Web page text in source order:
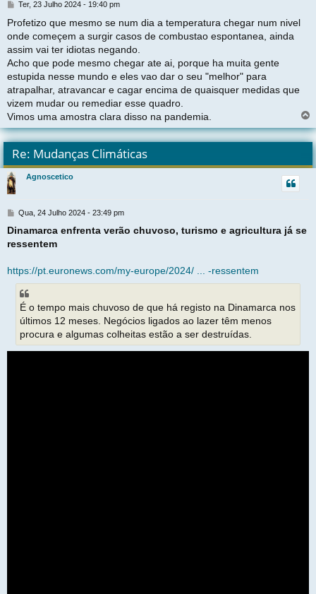
M
n
s
a
e
m
Ter, 23 Julho 2024 - 19:40 pm
Profetizo que mesmo se num dia a temperatura chegar num nivel
onde começem a surgir casos de combustao espontanea, ainda
assim vai ter idiotas negando.
Acho que pode mesmo chegar ate ai, porque ha muita gente
estupida nesse mundo e eles vao dar o seu "melhor" para
atrapalhar, atravancar e cagar encima de quaisquer medidas que
vizem mudar ou remediar esse quadro.
Vimos uma amostra clara disso na pandemia.
o
t
r
Re: Mudanças Climáticas
Agnoscetico
M
n
s
e
m
Qua, 24 Julho 2024 - 23:49 pm
Dinamarca enfrenta verão chuvoso, turismo e agricultura já se
ressentem
https://pt.euronews.com/my-europe/2024/ ... -ressentem
É o tempo mais chuvoso de que há registo na Dinamarca nos
últimos 12 meses. Negócios ligados ao lazer têm menos
procura e algumas colheitas estão a ser destruídas.